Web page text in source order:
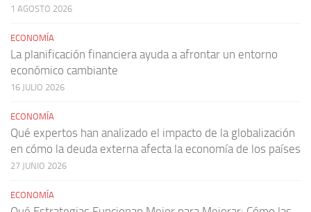
1 AGOSTO 2026
ECONOMÍA
La planificación financiera ayuda a afrontar un entorno
económico cambiante
16 JULIO 2026
ECONOMÍA
Qué expertos han analizado el impacto de la globalización
en cómo la deuda externa afecta la economía de los países
27 JUNIO 2026
ECONOMÍA